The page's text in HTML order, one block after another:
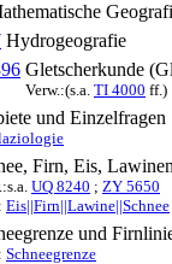
Hydrogeografie
Gletscherkunde
Verw.:(s.a. TI 4000 ff.)
und Einzelfragen
Firn, Eis,
UQ 8240 ; ZY 5650
Eis||Firn||Lawine||Schnee
und
Schneegrenze